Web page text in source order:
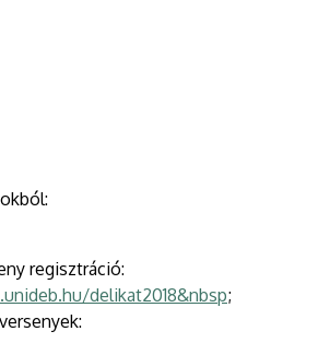
regisztráció:
delikat2018&nbsp;